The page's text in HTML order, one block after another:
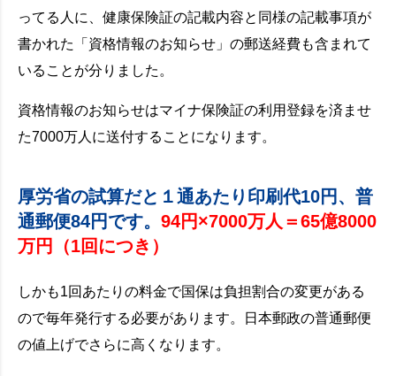
ってる人に、健康保険証の記載内容と同様の記載事項が
書かれた「資格情報のお知らせ」の郵送経費も含まれて
いることが分りました。
資格情報のお知らせはマイナ保険証の利用登録を済ませ
た7000万人に送付することになります。
厚労省の試算だと１通あたり印刷代10円、普
通郵便84円です。 94円×7000万人＝65億8000
万円（1回につき）
しかも1回あたりの料金で国保は負担割合の変更がある
ので毎年発行する必要があります。日本郵政の普通郵便
の値上げでさらに高くなります。